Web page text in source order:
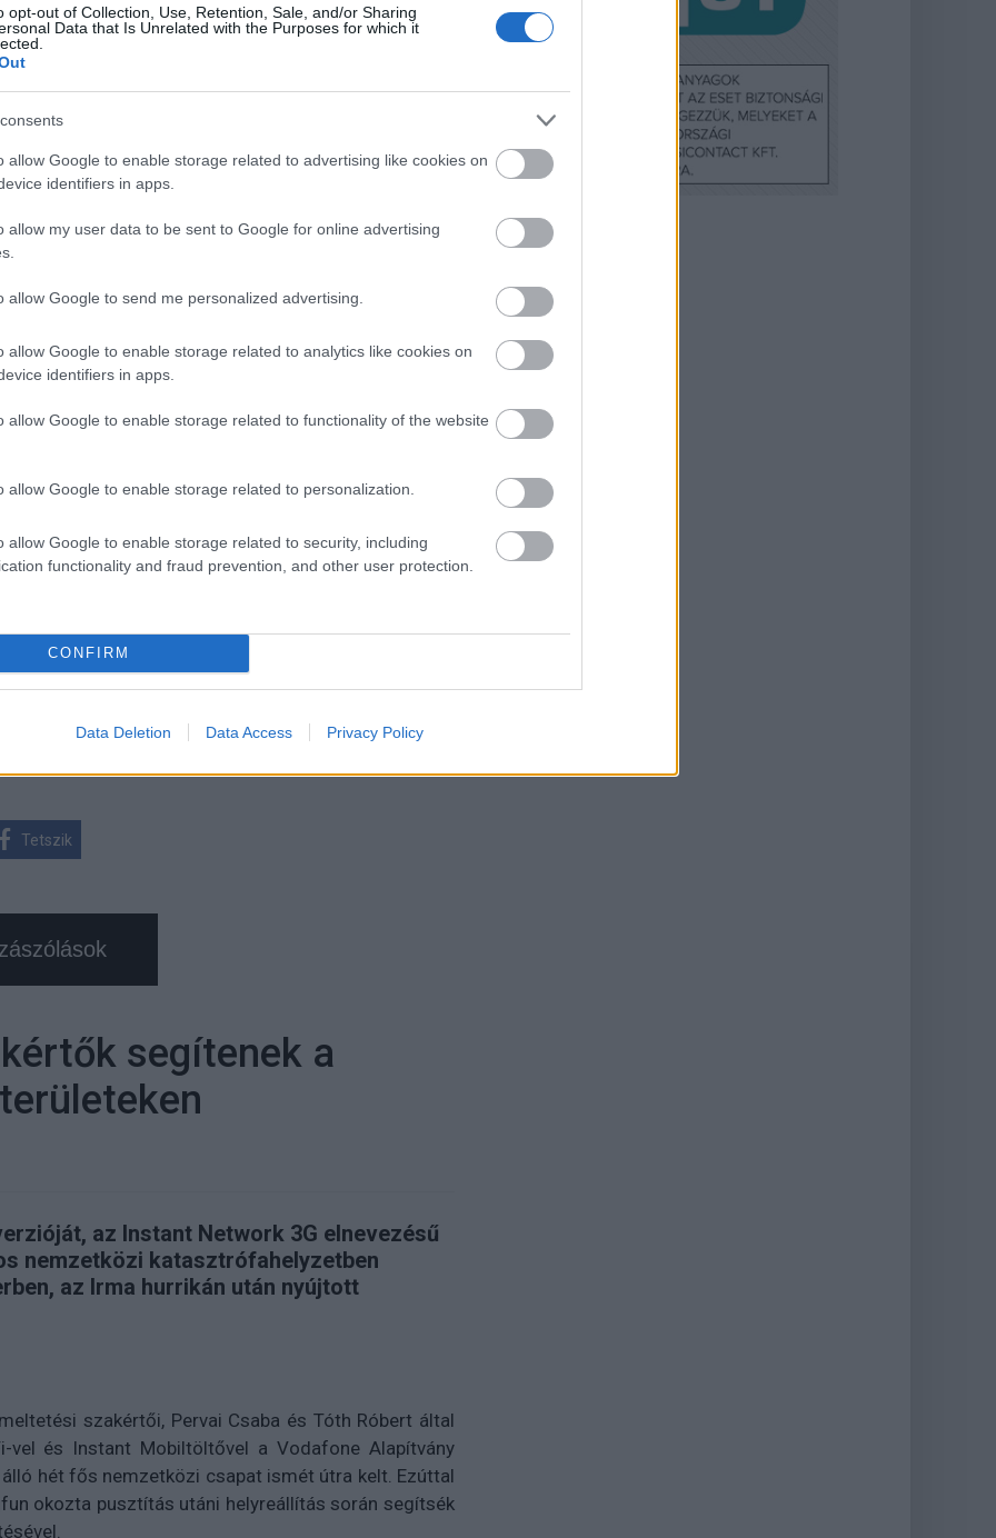
opt-out of Collection, Use, Retention, Sale, and/or Sharing
Data that Is Unrelated with the Purposes for which it
allow Google to enable storage related to advertising like cookies on
identifiers in apps.
allow my user data to be sent to Google for online advertising
allow Google to send me personalized advertising.
allow Google to enable storage related to analytics like cookies on
identifiers in apps.
allow Google to enable storage related to functionality of the website
allow Google to enable storage related to personalization.
allow Google to enable storage related to security, including
functionality and fraud prevention, and other user protection.
CONFIRM
Data Deletion Data Access Privacy Policy
VideoXpert és Pelco Sarix kamerákkal.
szolgálja az Andover Continuum Access Control
engedéllyel rendelkezőknek engedi kezelni a
hátteret is biztosítani kell, amelyhez az
is szükség van. A számítógépes helyiségekben
technológiája biztosítja a megfelelő
a közönségnek és a fellépőknek, de az
élményt biztosítanak. A teljes körű felügyeleti és
az energiafogyasztás többek között azáltal,
a náluk lévő mobilkészülékekre, valamint
beállítások használatát rendezvények,
ennek köszönhetően 12 hónap alatt közel 18
trendeket a fiatalok elvárásai (X)
is várnak.
Tetszik
segítenek a
az Instant Network 3G elnevezésű
nemzetközi katasztrófahelyzetben
az Irma hurrikán után nyújtott
szakértői, Pervai Csaba és Tóth Róbert által
vel és Instant Mobiltöltővel a Vodafone Alapítvány
hét fős nemzetközi csapat ismét útra kelt. Ezúttal
okozta pusztítás utáni helyreállítás során segítsék